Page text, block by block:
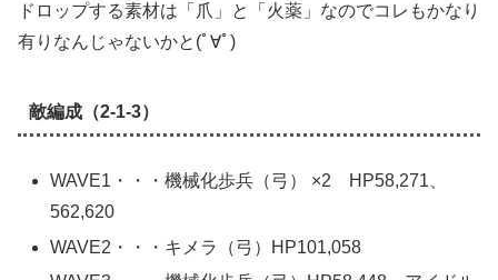
ドロップする素材は「爪」と「火薬」なのでコレもかなり
有りなんじゃないかと(ﾟ∀ﾟ)
敵編成（2-1-3）
WAVE1・・・機械化歩兵（弓） ×2 HP58,271、
562,620
WAVE2・・・キメラ（弓）HP101,058